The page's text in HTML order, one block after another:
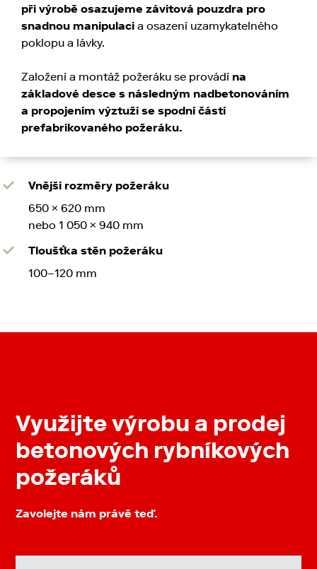
při výrobě osazujeme závitová pouzdra pro
snadnou manipulaci a osazení uzamykatelného
poklopu a lávky.
Založení a montáž požeráku se provádí na
základové desce s následným nadbetonováním
a propojením výztuží se spodní částí
prefabrikovaného požeráku.
Vnější rozměry požeráku
650 × 620 mm
nebo 1 050 × 940 mm
Tloušťka stěn požeráku
100–120 mm
Využijte výrobu a prodej
betonových rybníkových
požeráků
Zavolejte nám právě teď.